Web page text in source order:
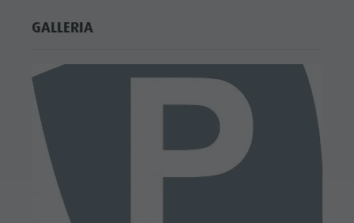
SOSTENIBILITÁ,
NATURALMENTE
Dolomiti
Shopping
Team Olang Card
GALLERIA